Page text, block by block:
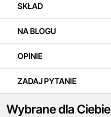
SKŁAD
NA BLOGU
OPINIE
ZADAJ PYTANIE
Wybrane dla Ciebie